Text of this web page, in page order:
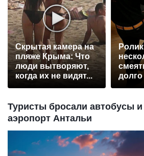
Скрытая камера на
пляже Крыма: Что
люди вытворяют,
когда их не видят...
долго
Туристы бросали автобусы
аэропорт Антальи